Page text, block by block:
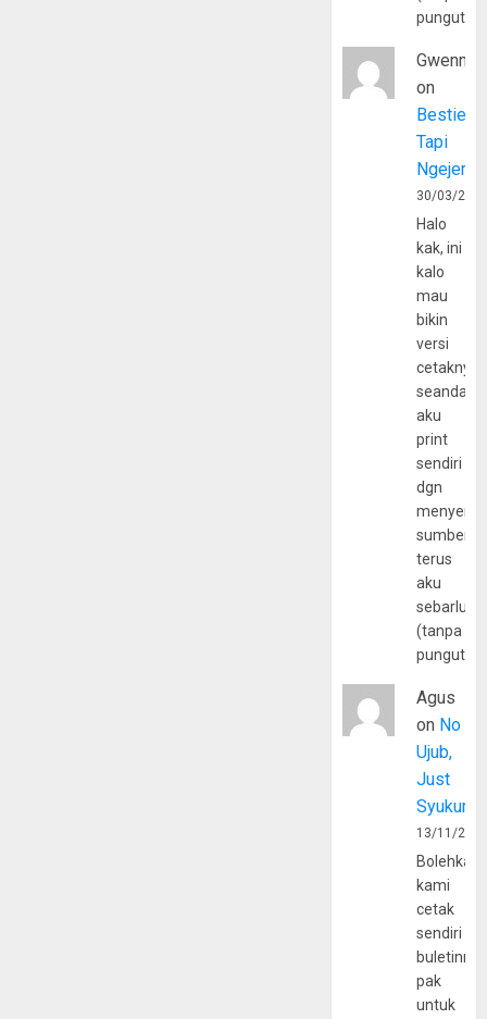
Gwenny
on
Bestie
Tapi
30/03/
Halo
kak, ini
kalo
mau
bikin
versi
cetaknya
aku
print
sendiri
dgn
sumber
terus
aku
(tanpa
Agus
on No
Ujub,
Just
Syukur
13/11/
Bolehkah
kami
cetak
sendiri
pak
untuk